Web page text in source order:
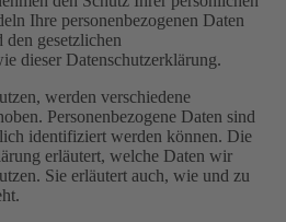
Ihre personenbezogenen Daten
den gesetzlichen
dieser Datenschutzerklärung.
werden verschiedene
Personenbezogene Daten sind
identifiziert werden können. Die
erläutert, welche Daten wir
Sie erläutert auch, wie und zu